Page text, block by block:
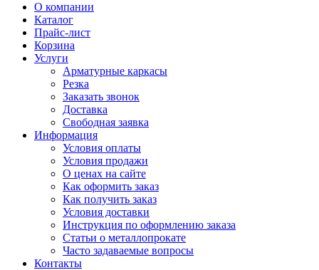
О компании
Каталог
Прайс-лист
Корзина
Услуги
Арматурные каркасы
Резка
Заказать звонок
Доставка
Свободная заявка
Информация
Условия оплаты
Условия продажи
О ценах на сайте
Как оформить заказ
Как получить заказ
Условия доставки
Инструкция по оформлению заказа
Статьи о металлопрокате
Часто задаваемые вопросы
Контакты